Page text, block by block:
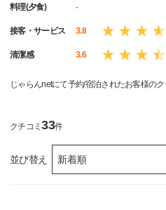
料理(夕食) -
接客・サービス 3.8
清潔感 3.6
じゃらんnetにて予約/宿泊されたお客様のク
クチコミ33件
並び替え